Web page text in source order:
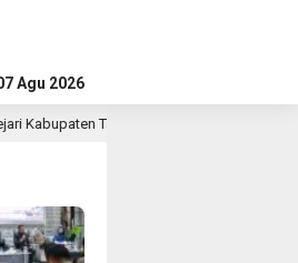
Agu 2026
Temukan Siswa Fiktif dalam Penyidikan